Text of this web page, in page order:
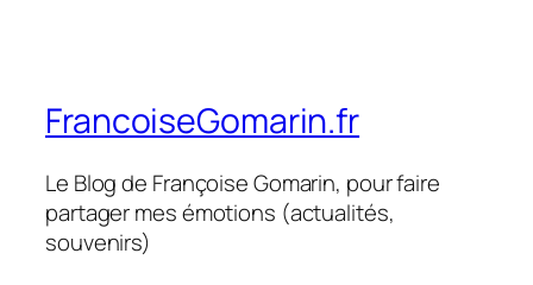
FrancoiseGomarin.fr
Le Blog de Françoise Gomarin, pour faire
partager mes émotions (actualités,
souvenirs)